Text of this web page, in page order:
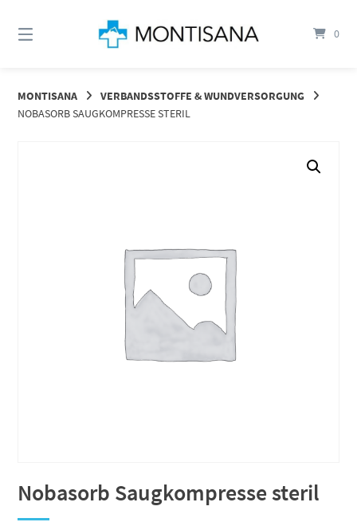
zum
0
MONTISANA
VERBANDSSTOFFE & WUNDVERSORGUNG
NOBASORB SAUGKOMPRESSE STERIL
Nobasorb Saugkompresse steril